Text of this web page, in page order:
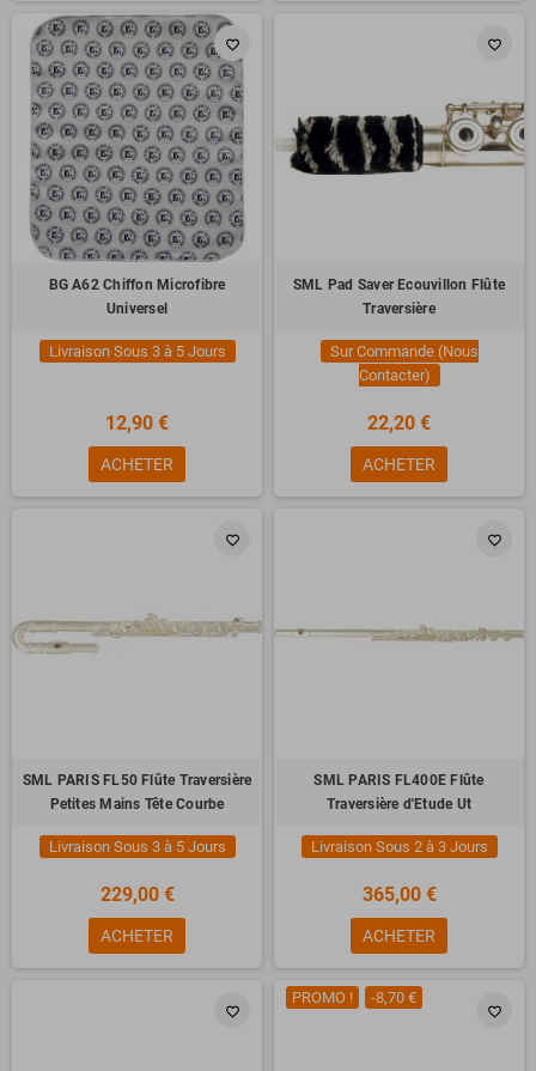
favorite_border
BG A62 Chiffon Microfibre
Universel
Livraison Sous 3 à 5 Jours
12,90 €
ACHETER
favorite_border
SML Pad Saver Ecouvillon Flûte
Traversière
Sur Commande (Nous
Contacter)
22,20 €
ACHETER
favorite_border
SML PARIS FL50 Flûte Traversière
Petites Mains Tête Courbe
Livraison Sous 3 à 5 Jours
229,00 €
ACHETER
favorite_border
SML PARIS FL400E Flûte
Traversière d'Etude Ut
Livraison Sous 2 à 3 Jours
365,00 €
ACHETER
favorite_border favorite_border
PROMO ! -8,70 €